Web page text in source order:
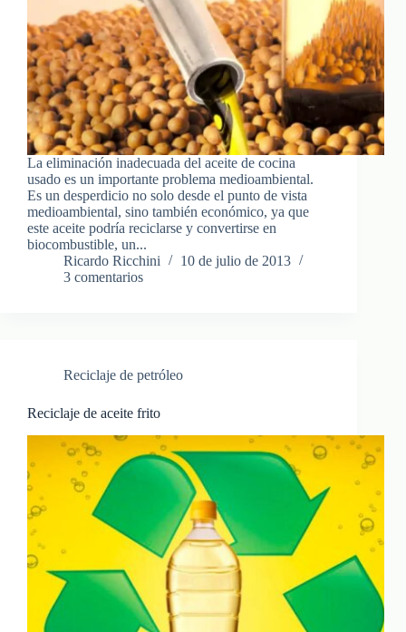
La eliminación inadecuada del aceite de cocina
usado es un importante problema medioambiental.
Es un desperdicio no solo desde el punto de vista
medioambiental, sino también económico, ya que
este aceite podría reciclarse y convertirse en
biocombustible, un...
Ricardo Ricchini
10 de julio de 2013
3 comentarios
Reciclaje de petróleo
Reciclaje de aceite frito